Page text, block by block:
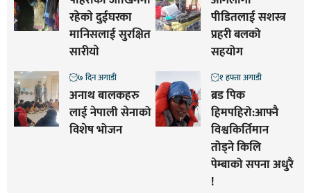
रहेकाे दुईघरका
मानिसलाई सुरक्षित
सारीयाे
पीडितलाई सशस्त्र
प्रहरी बलको
सहयोग
अनाथ बालकहरु
लाई नेपाली सेनाको
विशेष भोजन
७ दिन अगाडी
ब्रड पिक
हिमपहिरो:आफ्नै
विश्वकिर्तिमान
तोड्ने किलि
पेम्बाको सपना अधुरै
!
१ हफ्ता अगाडी